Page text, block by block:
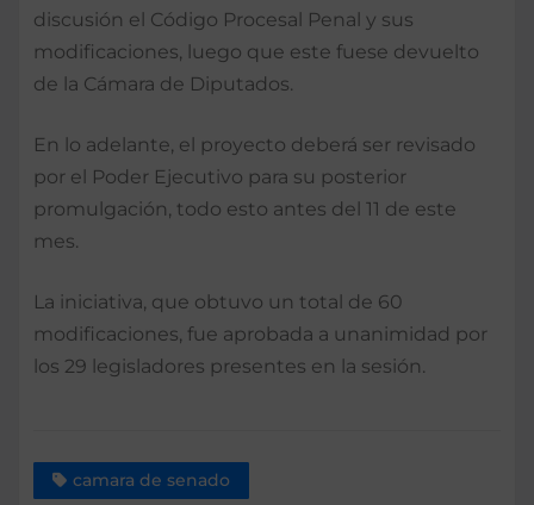
discusión el Código Procesal Penal y sus
modificaciones, luego que este fuese devuelto
de la Cámara de Diputados.
En lo adelante, el proyecto deberá ser revisado
por el Poder Ejecutivo para su posterior
promulgación, todo esto antes del 11 de este
mes.
La iniciativa, que obtuvo un total de 60
modificaciones, fue aprobada a unanimidad por
los 29 legisladores presentes en la sesión.
camara de senado